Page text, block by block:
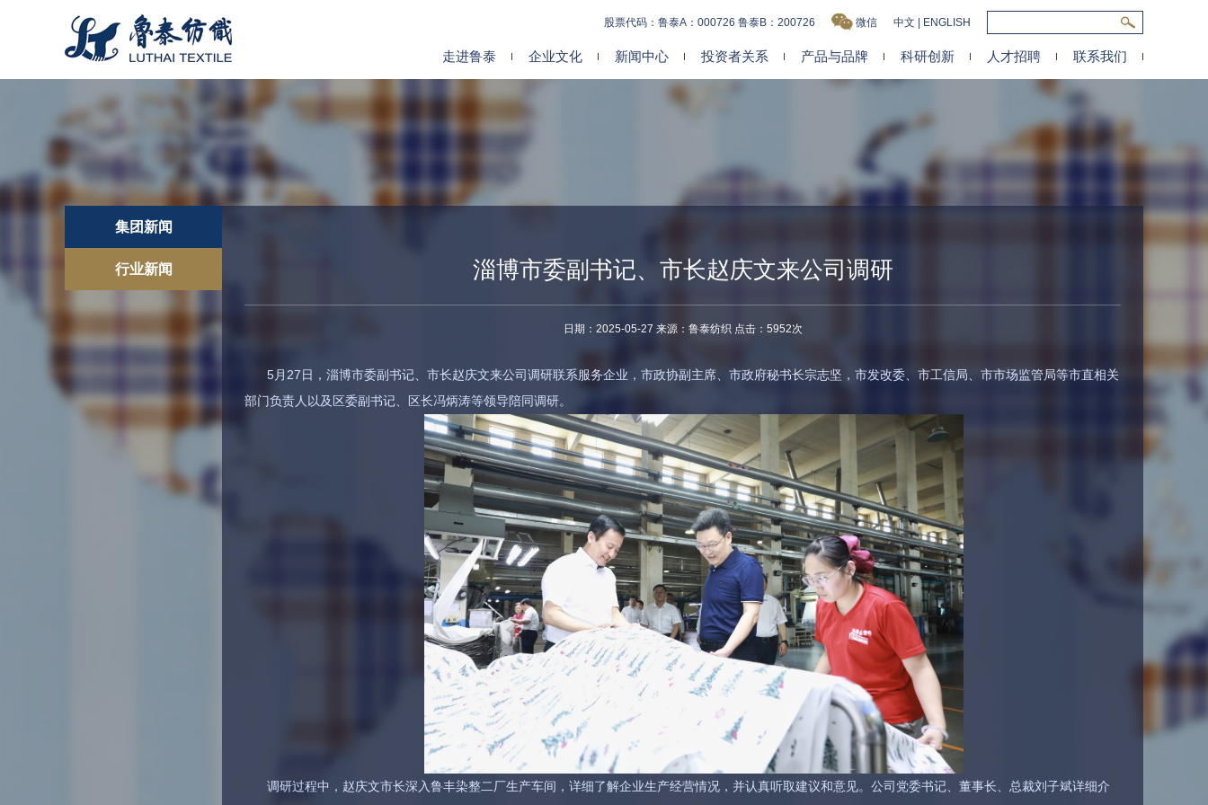
中文 ENGLISH
微信
股票代码：鲁泰A：000726 鲁泰B：200726
走进鲁泰 企业文化 新闻中心 投资者关系 产品与品牌 科研创新 人才招聘 联系我们
集团新闻
行业新闻 淄博市委副书记、市长赵庆文来公司调研
日期：2025-05-27 来源：鲁泰纺织 点击：5952次
5月27日，淄博市委副书记、市长赵庆文来公司调研联系服务企业，市政协副主席、市政府秘书长宗志坚，市发改委、市工信局、市市场监管局等市直相关
部门负责人以及区委副书记、区长冯炳涛等领导陪同调研。
调研过程中，赵庆文市长深入鲁丰染整二厂生产车间，详细了解企业生产经营情况，并认真听取建议和意见。公司党委书记、董事长、总裁刘子斌详细介